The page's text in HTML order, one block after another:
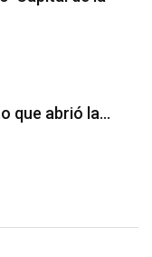
que abrió la…